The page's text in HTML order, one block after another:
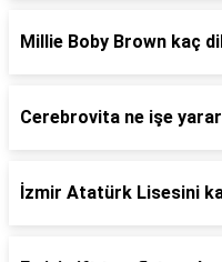
Millie Boby Brown kaç
Cerebrovita ne işe
İzmir Atatürk Lisesini